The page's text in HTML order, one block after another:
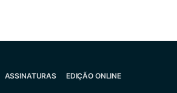
ASSINATURAS EDIÇÃO ONLINE